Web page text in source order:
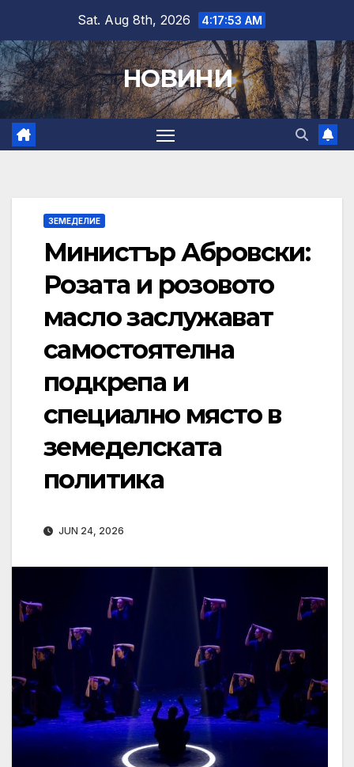
content
Sat. Aug 8th, 2026 4:17:54 AM
НОВИНИ
ЗЕМЕДЕЛИЕ
Министър Абровски:
Розата и розовото
масло заслужават
самостоятелна
подкрепа и
специално място в
земеделската
политика
JUN 24, 2026